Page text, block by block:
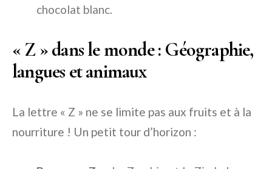
chocolat blanc.
« Z » dans le monde : Géographie,
langues et animaux
La lettre « Z » ne se limite pas aux fruits et à la
nourriture ! Un petit tour d’horizon :